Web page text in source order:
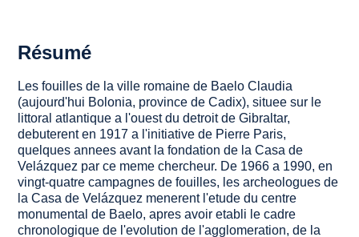
Résumé
Les fouilles de la ville romaine de Baelo Claudia
(aujourd'hui Bolonia, province de Cadix), situee sur le
littoral atlantique a l'ouest du detroit de Gibraltar,
debuterent en 1917 a l'initiative de Pierre Paris,
quelques annees avant la fondation de la Casa de
Velázquez par ce meme chercheur. De 1966 a 1990, en
vingt-quatre campagnes de fouilles, les archeologues de
la Casa de Velázquez menerent l'etude du centre
monumental de Baelo, apres avoir etabli le cadre
chronologique de l'evolution de l'agglomeration, de la